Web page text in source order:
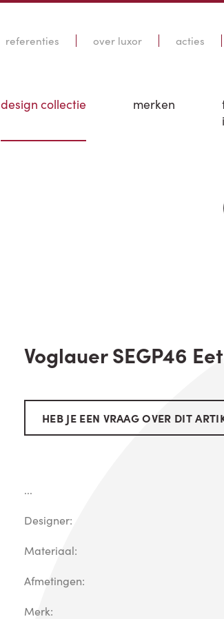
referenties over luxor acties
design collectie merken
Voglauer SEGP46
HEB JE EEN VRAAG OVER DIT
...
Designer:
Materiaal:
Afmetingen:
Merk: